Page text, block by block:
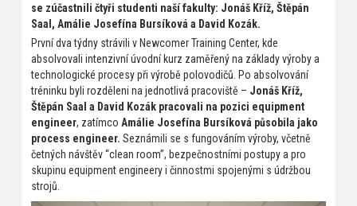
se zúčastnili čtyři studenti naší fakulty: Jonáš Kříž, Štěpán
Saal, Amálie Josefína Bursíková a David Kozák.
První dva týdny strávili v Newcomer Training Center, kde
absolvovali intenzivní úvodní kurz zaměřený na základy výroby a
technologické procesy při výrobě polovodičů. Po absolvování
tréninku byli rozděleni na jednotlivá pracoviště – Jonáš Kříž,
Štěpán Saal a David Kozák pracovali na pozici equipment
engineer, zatímco Amálie Josefína Bursíková působila jako
process engineer. Seznámili se s fungováním výroby, včetně
četných návštěv “clean room”, bezpečnostními postupy a pro
skupinu equipment engineery i činnostmi spojenými s údržbou
strojů.